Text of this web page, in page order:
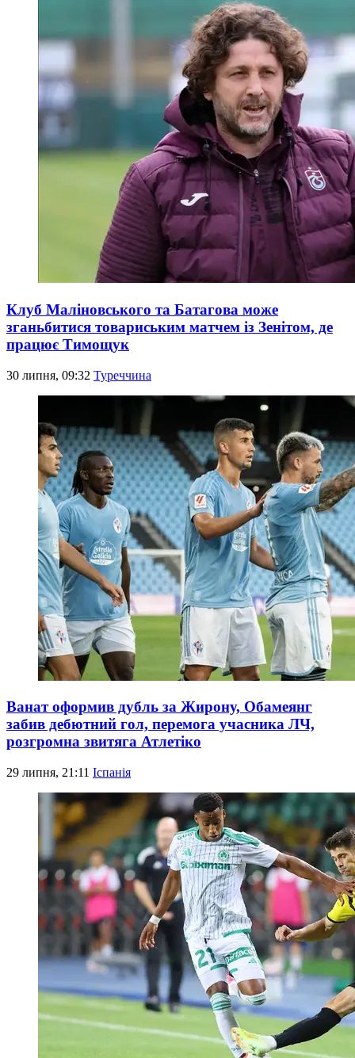
Клуб Маліновського та Батагова може
зганьбитися товариським матчем із Зенітом, де
працює Тимощук
30 липня, 09:32 Туреччина
Ванат оформив дубль за Жирону, Обамеянг
забив дебютний гол, перемога учасника ЛЧ,
розгромна звитяга Атлетіко
29 липня, 21:11 Іспанія